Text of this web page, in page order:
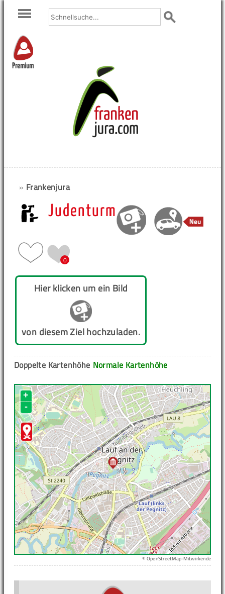
Premium
» Frankenjura
Judenturm
0
Hier klicken um ein Bild
von diesem Ziel hochzuladen.
Normale Kartenhöhe
Doppelte Kartenhöhe
+
-
© OpenStreetMap-Mitwirkende